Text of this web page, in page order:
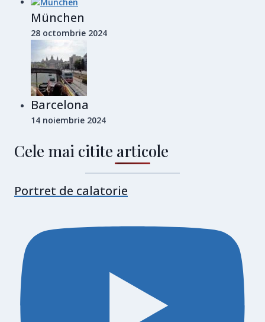
München
28 octombrie 2024
Barcelona
14 noiembrie 2024
Cele mai citite articole
Portret de calatorie